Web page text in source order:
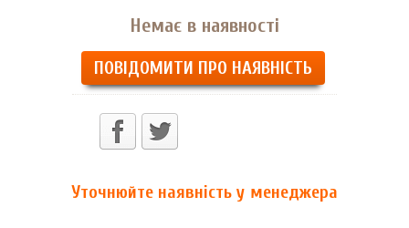
Немає в наявності
ПОВІДОМИТИ ПРО НАЯВНІСТЬ
Уточнюйте наявність у менеджера